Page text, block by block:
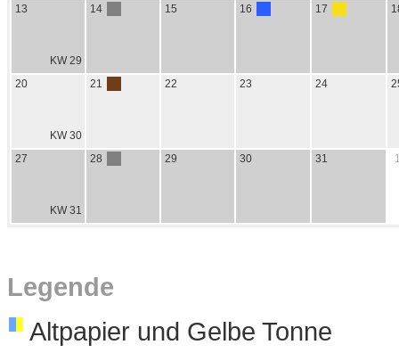
13
KW 29
14 15 16 17
20
KW 30
21 22 23 24
27
KW 31
28 29 30 31
Legende
Altpapier und Gelbe Tonne